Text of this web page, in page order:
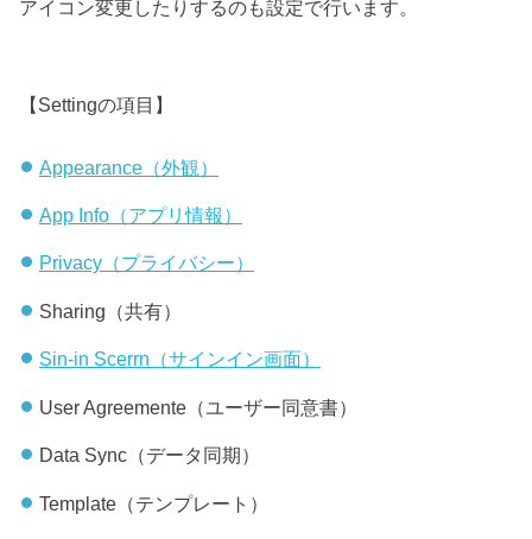
アイコン変更したりするのも設定で行います。
【Settingの項目】
Appearance（外観）
App Info（アプリ情報）
Privacy（プライバシー）
Sharing（共有）
Sin-in Scerrn（サインイン画面）
User Agreemente（ユーザー同意書）
Data Sync（データ同期）
Template（テンプレート）